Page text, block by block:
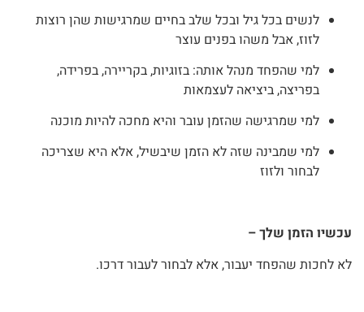
לנשים בכל גיל ובכל שלב בחיים שמרגישות שהן רוצות
לזוז, אבל משהו בפנים עוצר
למי שהפחד מנהל אותה: בזוגיות, בקריירה, בפרידה,
בפריצה, ביציאה לעצמאות
למי שמרגישה שהזמן עובר והיא מחכה להיות מוכנה
למי שמבינה שזה לא הזמן שיבשיל, אלא היא שצריכה
לבחור ולזוז
עכשיו הזמן שלך –
לא לחכות שהפחד יעבור, אלא לבחור לעבור דרכו.